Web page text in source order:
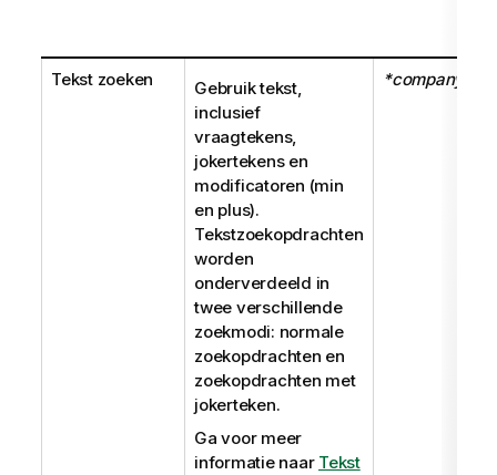
Tekst zoeken
Gebruik tekst,
inclusief
vraagtekens,
jokertekens en
modificatoren (min
en plus).
Tekstzoekopdrachten
worden
onderverdeeld in
twee verschillende
zoekmodi: normale
zoekopdrachten en
zoekopdrachten met
jokerteken.
Ga voor meer
informatie naar Tekst
*company